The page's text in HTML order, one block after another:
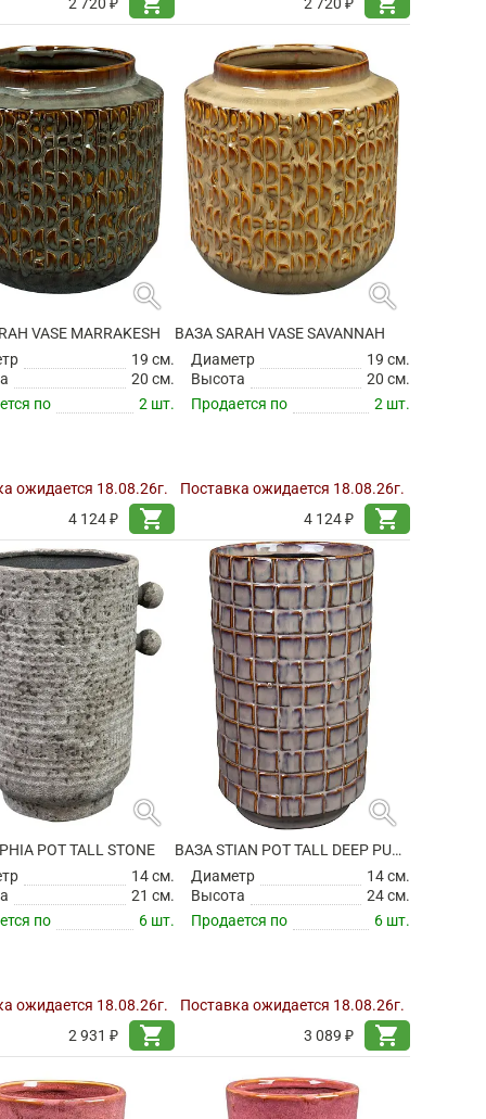
search
VASE MARRAKESH
19 см.
20 см.
по
2 шт.
ожидается 18.08.26г.
4 124 ₽
shopping_cart
search
ВАЗА SARAH VASE SAVANNAH
Диаметр
19 см.
Высота
20 см.
Продается по
2 шт.
Поставка ожидается 18.08.26г.
4 124 ₽
shopping_cart
search
POT TALL STONE
14 см.
21 см.
по
6 шт.
ожидается 18.08.26г.
2 931 ₽
shopping_cart
search
ВАЗА STIAN POT TALL DEEP PURPLE
Диаметр
14 см.
Высота
24 см.
Продается по
6 шт.
Поставка ожидается 18.08.26г.
3 089 ₽
shopping_cart